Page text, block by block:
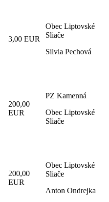
3,00 EUR
Obec Liptovské
Sliače
Silvia Pechová
200,00
EUR
PZ Kamenná
Obec Liptovské
Sliače
200,00
EUR
Obec Liptovské
Sliače
Anton Ondrejka